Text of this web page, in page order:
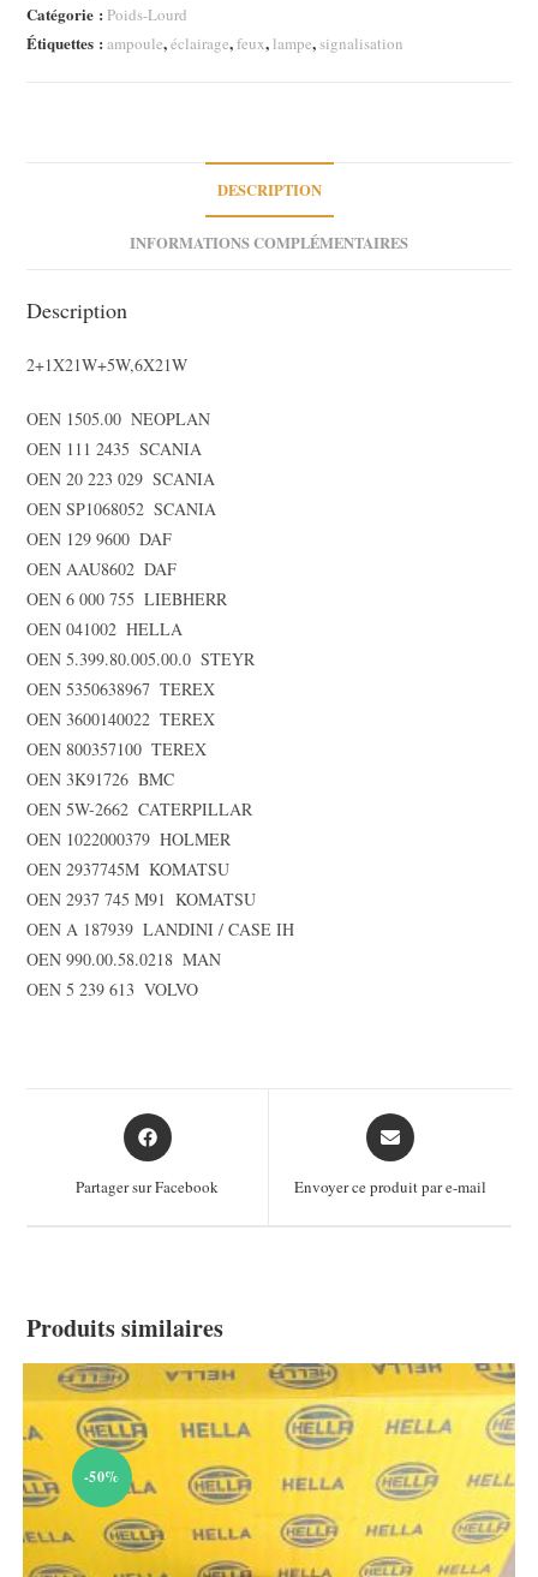
poids
Catégorie : Poids-Lourd
Étiquettes :ampoule,éclairage,feux, lampe,signalisation
DESCRIPTION
INFORMATIONS COMPLÉMENTAIRES
Description
2+1X21W+5W,6X21W
OEN 1505.00  NEOPLAN
OEN 111 2435  SCANIA
OEN 20 223 029  SCANIA
OEN SP1068052  SCANIA
OEN 129 9600  DAF
OEN AAU8602  DAF
OEN 6 000 755  LIEBHERR
OEN 041002  HELLA
OEN 5.399.80.005.00.0  STEYR
OEN 5350638967  TEREX
OEN 3600140022  TEREX
OEN 800357100  TEREX
OEN 3K91726  BMC
OEN 5W-2662  CATERPILLAR
OEN 1022000379  HOLMER
OEN 2937745M  KOMATSU
OEN 2937 745 M91  KOMATSU
OEN A 187939  LANDINI / CASE IH
OEN 990.00.58.0218  MAN
OEN 5 239 613  VOLVO
Opens
in
new
Partager sur Facebook
Opens
in
new
Envoyer ce produit par e-mail
Produits similaires
-50%